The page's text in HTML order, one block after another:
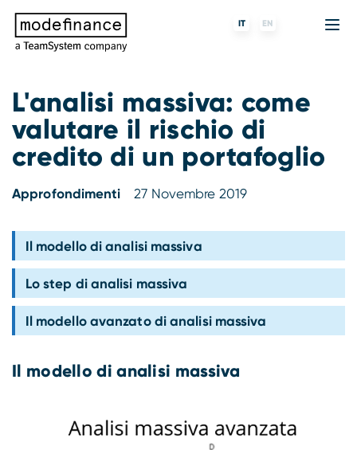
IT EN
L'analisi massiva: come
valutare il rischio di
credito di un portafoglio
Approfondimenti 27 Novembre 2019
Il modello di analisi massiva
Lo step di analisi massiva
Il modello avanzato di analisi massiva
Il modello di analisi massiva
Agenzia di Rating
Rating ESG
Tigran
s-peek
MORE
ForST
Data Science
API & Plug-N-Play
Fintech
Banche e finanziarie
SGR e fondi
Imprese
Chi siamo
Partner e clienti
Blog
Press center
Contatti
Lavora con noi
Compliance